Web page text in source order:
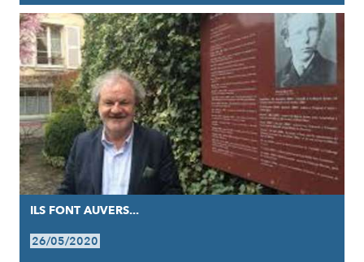
ILS FONT AUVERS...
26/05/2020